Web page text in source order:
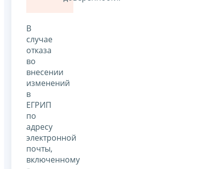
В
случае
отказа
во
внесении
изменений
в
ЕГРИП
по
адресу
электронной
почты,
включенному